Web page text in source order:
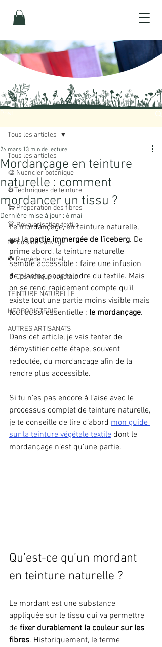
Tous les articles
🎨 Nuancier botanique
⚙️Techniques de teinture
🐑 Préparation des fibres
👗 Revalorisation textile
🍽️ Cuisine sauvage
☘️ Remède naturel
💄 Cosmétique végétale
TEINTURE NATURELLE
HERBORISTERIE
AUTRES ARTISANATS
Tous les articles
Mordançage en teinture
naturelle : comment
mordancer un tissu ?
26 mars 13 min de lecture
Dernière mise à jour : 6 mai
Le mordançage, en teinture naturelle,
est la partie immergée de l’iceberg. De
prime abord, la teinture naturelle
semble accessible : faire une infusion
de plantes pour teindre du textile. Mais
on se rend rapidement compte qu’il
existe tout une partie moins visible mais
tout aussi essentielle : le mordançage.
Dans cet article, je vais tenter de
démystifier cette étape, souvent
redoutée, du mordançage afin de la
rendre plus accessible.
Si tu n’es pas encore à l’aise avec le
processus complet de teinture naturelle,
je te conseille de lire d’abord mon guide
sur la teinture végétale textile dont le
mordançage n’est qu’une partie.
Qu’est-ce qu’un mordant
en teinture naturelle ?
Le mordant est une substance
appliquée sur le tissu qui va permettre
de fixer durablement la couleur sur les
fibres. Historiquement, le terme